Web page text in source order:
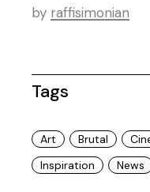
by raffisimonian
Tags
Art Brutal
Inspiration
News